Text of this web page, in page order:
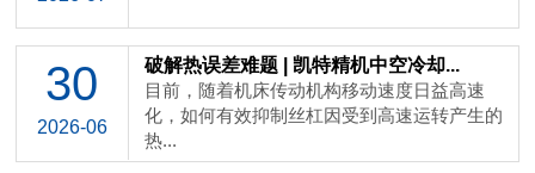
30
2026-06
破解热误差难题 | 凯特精机中空冷却...
目前，随着机床传动机构移动速度日益高速
化，如何有效抑制丝杠因受到高速运转产生的
热...